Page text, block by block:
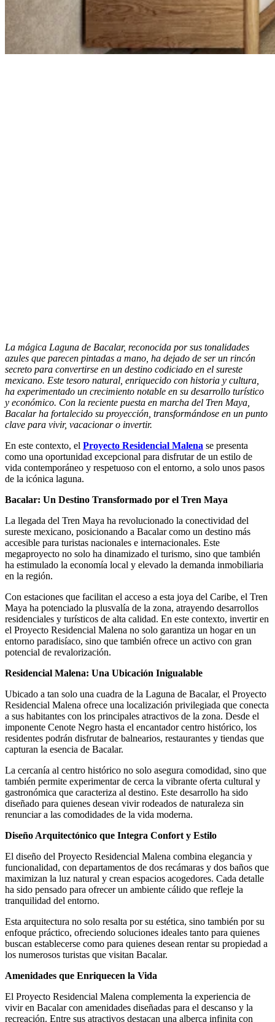
La mágica Laguna de Bacalar, reconocida por sus tonalidades
azules que parecen pintadas a mano, ha dejado de ser un rincón
secreto para convertirse en un destino codiciado en el sureste
mexicano. Este tesoro natural, enriquecido con historia y cultura,
ha experimentado un crecimiento notable en su desarrollo turístico
y económico. Con la reciente puesta en marcha del Tren Maya,
Bacalar ha fortalecido su proyección, transformándose en un punto
clave para vivir, vacacionar o invertir.
En este contexto, el Proyecto Residencial Malena se presenta
como una oportunidad excepcional para disfrutar de un estilo de
vida contemporáneo y respetuoso con el entorno, a solo unos pasos
de la icónica laguna.
Bacalar: Un Destino Transformado por el Tren Maya
La llegada del Tren Maya ha revolucionado la conectividad del
sureste mexicano, posicionando a Bacalar como un destino más
accesible para turistas nacionales e internacionales. Este
megaproyecto no solo ha dinamizado el turismo, sino que también
ha estimulado la economía local y elevado la demanda inmobiliaria
en la región.
Con estaciones que facilitan el acceso a esta joya del Caribe, el Tren
Maya ha potenciado la plusvalía de la zona, atrayendo desarrollos
residenciales y turísticos de alta calidad. En este contexto, invertir en
el Proyecto Residencial Malena no solo garantiza un hogar en un
entorno paradisíaco, sino que también ofrece un activo con gran
potencial de revalorización.
Residencial Malena: Una Ubicación Inigualable
Ubicado a tan solo una cuadra de la Laguna de Bacalar, el Proyecto
Residencial Malena ofrece una localización privilegiada que conecta
a sus habitantes con los principales atractivos de la zona. Desde el
imponente Cenote Negro hasta el encantador centro histórico, los
residentes podrán disfrutar de balnearios, restaurantes y tiendas que
capturan la esencia de Bacalar.
La cercanía al centro histórico no solo asegura comodidad, sino que
también permite experimentar de cerca la vibrante oferta cultural y
gastronómica que caracteriza al destino. Este desarrollo ha sido
diseñado para quienes desean vivir rodeados de naturaleza sin
renunciar a las comodidades de la vida moderna.
Diseño Arquitectónico que Integra Confort y Estilo
El diseño del Proyecto Residencial Malena combina elegancia y
funcionalidad, con departamentos de dos recámaras y dos baños que
maximizan la luz natural y crean espacios acogedores. Cada detalle
ha sido pensado para ofrecer un ambiente cálido que refleje la
tranquilidad del entorno.
Esta arquitectura no solo resalta por su estética, sino también por su
enfoque práctico, ofreciendo soluciones ideales tanto para quienes
buscan establecerse como para quienes desean rentar su propiedad a
los numerosos turistas que visitan Bacalar.
Amenidades que Enriquecen la Vida
El Proyecto Residencial Malena complementa la experiencia de
vivir en Bacalar con amenidades diseñadas para el descanso y la
recreación. Entre sus atractivos destacan una alberca infinita con